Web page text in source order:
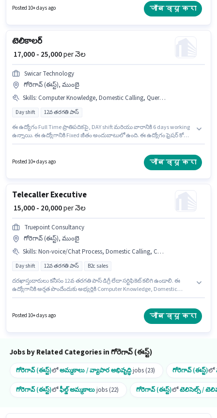
ఇందులో Rotation Shift మరియు వారానికి 6 days working ఉంటాయి. ఈ ఉద్యోగం
0 - 6+ ఏళ్లు సంవత్సరాల అనుభవం ఉన్న వారికి కోసం అనుకూలంగా ఉంటుంది. మీరు
Posted 10+ days ago जॉब व्यू करा
టెలికాలర్
₹ 17,000 - 25,000per నెల
Swicar Technology
గోరెగావ్ (ఈస్ట్), ముంబై
Skills: Computer Knowledge, Domestic Calling, Query Resolution
Day shift 12వ తరగతి పాస్
ఈ ఉద్యోగం Full Time ప్రాతిపదికపై, DAY shift మరియు వారానికి 6 days working
ఉన్నాయి. ఈ ఉద్యోగానికి Fixed జీతం అందుబాటులో ఉంది. ఈ ఉద్యోగం ఫ్రెషర్ కోసం
ఉండాలి. దరఖాస్తుదారులు కనీసం 12వ తరగతి పాస్ డిగ్రీ లేదా సర్టిఫికెట్ కలిగి
ఉండాలి. అభ్యర్థి మలయాళం, తమిళ్ లో నిపుణుడిగా ఉండాలి.
Posted 10+ days ago जॉब व्यू करा
Telecaller Executive
₹ 15,000 - 20,000per నెల
Truepoint Consultancy
గోరెగావ్ (ఈస్ట్), ముంబై
Skills: Non-voice/Chat Process, Domestic Calling, Computer Knowledge
Day shift 12వ తరగతి పాస్ B2c sales
దరఖాస్తుదారులు కనీసం 12వ తరగతి పాస్ డిగ్రీ లేదా సర్టిఫికెట్ కలిగి ఉండాలి. ఈ
ఉద్యోగానికి అర్హత పొందేందుకు అభ్యర్థికి Computer Knowledge, Domestic
ఉద్యోగానికి క్రియాశీలకంగా నియామకం జరుగుతోంది. ఈ ఉద్యోగానికి Fixed జీతం
అందుబాటులో ఉంది. ఇది Full Time ఉద్యోగం, ఇందులో DAY shift మరియు వారానికి
Posted 10+ days ago जॉब व्यू करा
Jobs by Related Categories in గోరెగావ్ (ఈస్ట్)
గోరెగావ్ (ఈస్ట్)లోఅమ్మకాలు / వ్యాపార అభివృద్ధిjobs (23) గోరెగావ్ (ఈస్ట్)లో
గోరెగావ్ (ఈస్ట్)లోఫీల్డ్ అమ్మకాలుjobs (22) గోరెగావ్ (ఈస్ట్)లోటెలిసెల్స్ /